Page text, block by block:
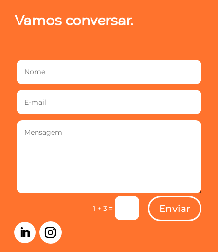
Vamos conversar.
1 + 3 = Enviar